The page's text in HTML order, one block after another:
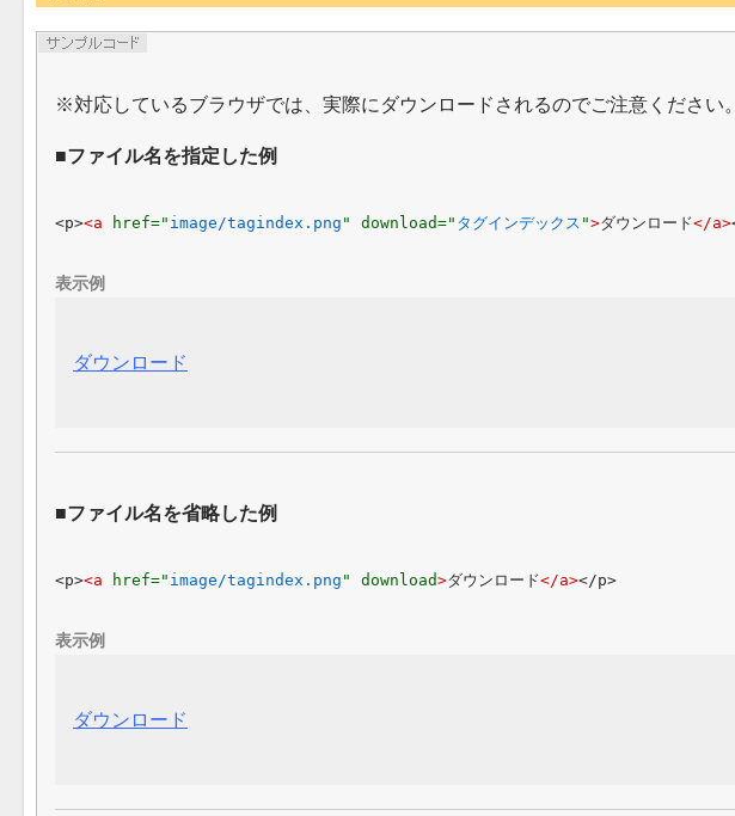
対応しているブラウザでは、実際にダウンロードされるのでご注意ください。
ファイル名を指定した例
<p><a href=" image/tagindex.png " download=" タグインデックス ">ダウンロード</a>
表示例
ダウンロード
ファイル名を省略した例
<p><a href=" image/tagindex.png " download>ダウンロード</a>
表示例
ダウンロード